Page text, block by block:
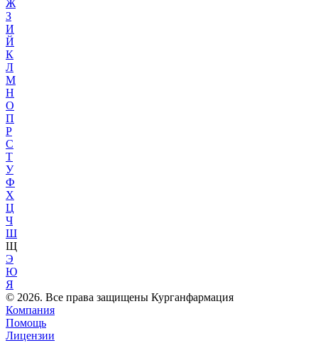
Ж
З
И
Й
К
Л
М
Н
О
П
Р
С
Т
У
Ф
Х
Ц
Ч
Ш
Щ
Э
Ю
Я
© 2026. Все права защищены Курганфармация
Компания
Помощь
Лицензии